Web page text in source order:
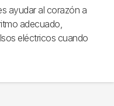
ayudar al corazón a
adecuado,
eléctricos cuando